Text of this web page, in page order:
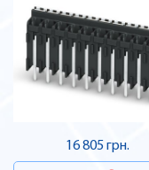
16 805 грн.